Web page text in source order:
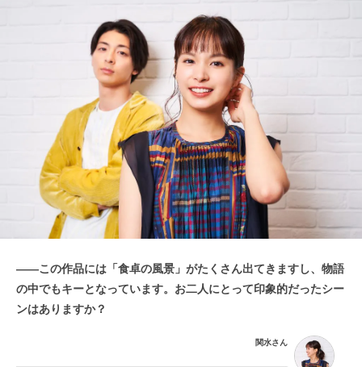
——この作品には「食卓の風景」がたくさん出てきますし、物語
の中でもキーとなっています。お二人にとって印象的だったシー
ンはありますか？
関水さん